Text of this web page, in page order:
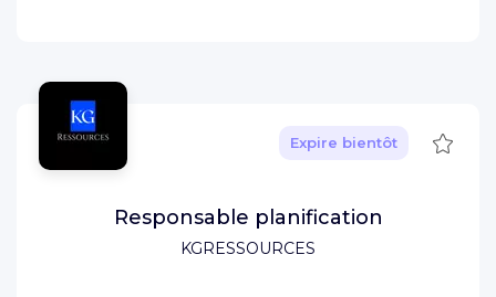
KGRESSOURCES
Expire bientôt
Responsable planification